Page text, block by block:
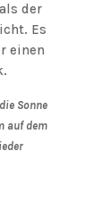
der
Es
einen
Sonne
auf dem